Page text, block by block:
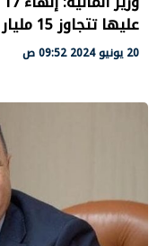
عليها تتجاوز 15 مليار جنيه
20 يونيو 2024 09:52 ص